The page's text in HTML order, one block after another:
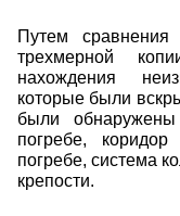
Путем
трехмерной
нахождения
которые были
были
погребе,
погребе, система
крепости.